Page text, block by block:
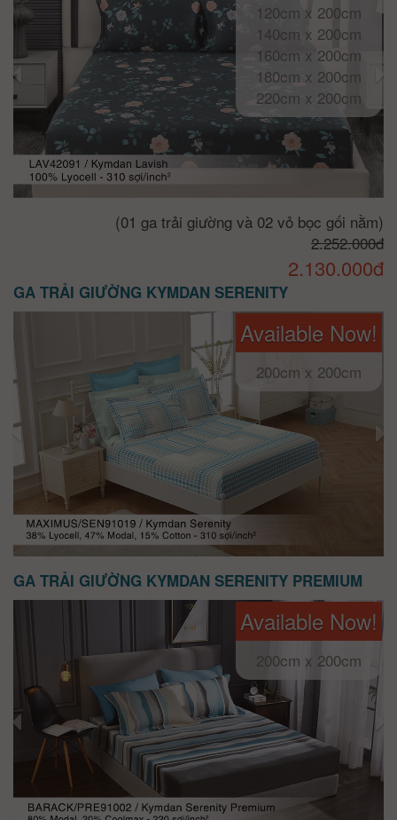
120cm x 200cm
140cm x 200cm
160cm x 200cm
180cm x 200cm
220cm x 200cm
(01 ga trải giường và 02 vỏ bọc gối nằm)
2.252.000đ
2.130.000đ
GA TRẢI GIƯỜNG KYMDAN SERENITY
Available Now!
200cm x 200cm
GA TRẢI GIƯỜNG KYMDAN SERENITY PREMIUM
Available Now!
200cm x 200cm